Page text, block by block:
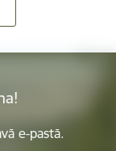
e-pastā.